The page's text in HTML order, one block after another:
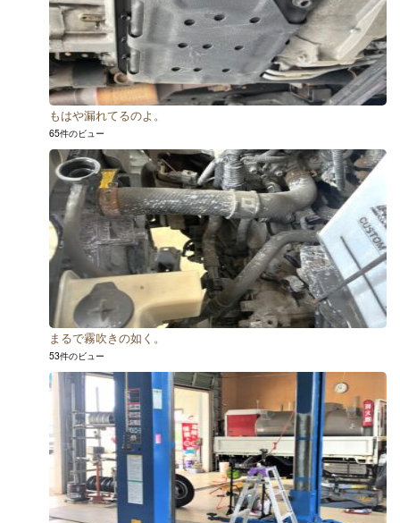
もはや漏れてるのよ。
65件のビュー
まるで霧吹きの如く。
53件のビュー